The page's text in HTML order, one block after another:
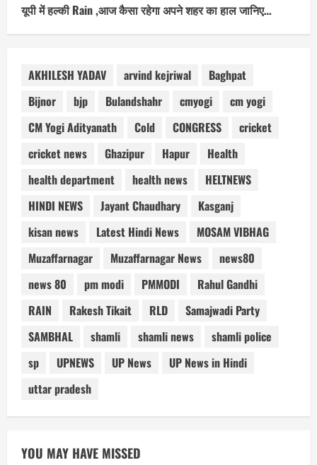
यूपी में हल्की Rain ,आज कैसा रहेगा अपने शहर का हाल जानिए…
AKHILESH YADAV arvind kejriwal
Baghpat
Bijnor
bjp Bulandshahr cmyogi
cm yogi
CM Yogi Adityanath
Cold CONGRESS
cricket
cricket news
Ghazipur Hapur
Health
health department
health news
HELTNEWS
HINDI NEWS
Jayant Chaudhary
Kasganj
kisan news
Latest Hindi News
MOSAM VIBHAG
Muzaffarnagar
Muzaffarnagar News
news80
news 80
pm modi PMMODI
Rahul Gandhi
RAIN
Rakesh Tikait RLD
Samajwadi Party
SAMBHAL
shamli shamli news
shamli police
sp
UPNEWS UP News
UP News in Hindi
uttar pradesh
YOU MAY HAVE MISSED